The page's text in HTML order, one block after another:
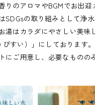
りのアロマやBGMでお出迎
SDGsの取り組みとして浄
湯はカラダにやさしい美味
びすい）」にしております
にご用意し、必要なものの